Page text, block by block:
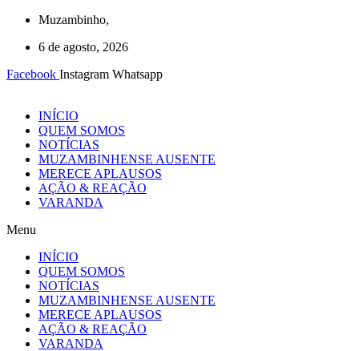
Muzambinho,
6 de agosto, 2026
Facebook Instagram Whatsapp
INÍCIO
QUEM SOMOS
NOTÍCIAS
MUZAMBINHENSE AUSENTE
MERECE APLAUSOS
AÇÃO & REAÇÃO
VARANDA
Menu
INÍCIO
QUEM SOMOS
NOTÍCIAS
MUZAMBINHENSE AUSENTE
MERECE APLAUSOS
AÇÃO & REAÇÃO
VARANDA